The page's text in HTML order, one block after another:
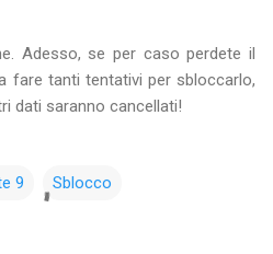
Adesso, se per caso perdete il
fare tanti tentativi per sbloccarlo,
dati saranno cancellati!
9 Sblocco